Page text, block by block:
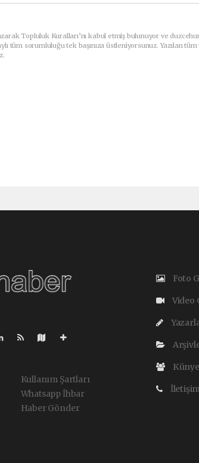
Topluluk Kuralları’nı kabul etmiş bulunuyor ve
tüm sorumluluğu tek başınıza üstleniyorsunuz. Yazılan
Kullanım Şartları
Whatsapp İhbar
Haber Gönder
Foto
Video